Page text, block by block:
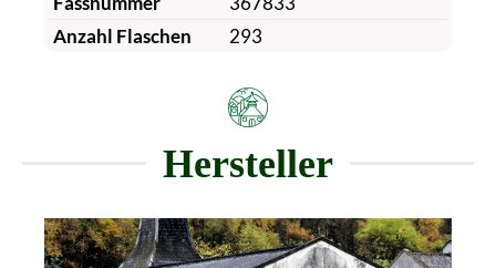
Anzahl Flaschen
293
Hersteller